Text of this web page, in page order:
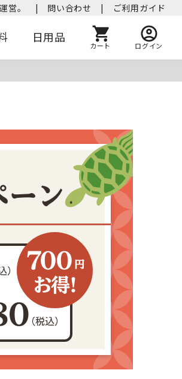
営。 | 問い合わせ | ご利用ガイド
日用品
カート ログイン